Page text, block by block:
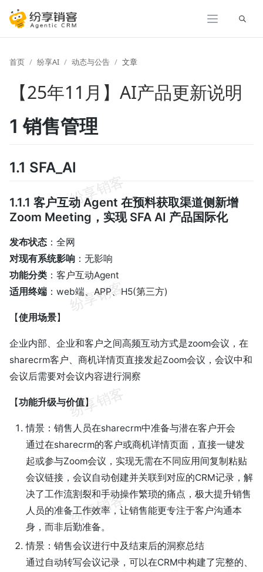
展开
首页 纷享AI 动态与公告 文章
【25年11月】AI产品更新说明
1 销售管理
1.1 SFA_AI
1.1.1 客户互动 Agent 在预料获取渠道侧新增
Zoom Meeting，实现 SFA AI 产品国际化
发布状态 ：全网
对现有系统影响 ：无影响
功能分类 ：客户互动Agent
适用终端 ：web端、APP、H5(第三方)
【使用场景】
企业内部、企业和客户之间高频互动方式是zoom会议，在
sharecrm客户、商机详情页直接发起Zoom会议，会议中和
会议后需要对会议内容进行洞察
【功能升级与价值】
情景：销售人员在sharecrm中准备与潜在客户开会
通过在sharecrm的客户或商机详情页面，直接一键发
起或参与Zoom会议，实现无需在不同应用间复制粘贴
会议链接，会议自动创建并关联到对应的CRM记录，解
决了工作流割裂和手动操作繁琐的痛点，极大提升销售
人员的准备工作效率，让销售能更专注于客户沟通本
身，而非后勤准备。
情景：销售会议进行中及结束后的洞察总结
通过自动转写会议记录，可以在CRM中构建了完整的、